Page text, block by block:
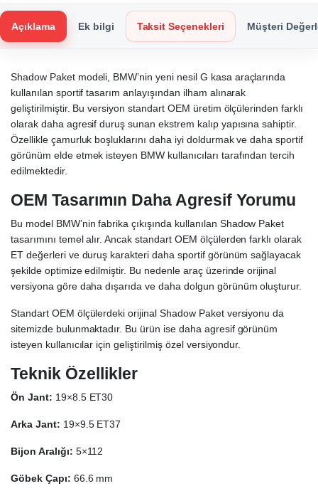
Açıklama Ek bilgi Taksit Seçenekleri Müşteri
Shadow Paket modeli, BMW’nin yeni nesil G kasa araçlarında
kullanılan sportif tasarım anlayışından ilham alınarak
geliştirilmiştir. Bu versiyon standart OEM üretim ölçülerinden farklı
olarak daha agresif duruş sunan ekstrem kalıp yapısına sahiptir.
Özellikle çamurluk boşluklarını daha iyi doldurmak ve daha sportif
görünüm elde etmek isteyen BMW kullanıcıları tarafından tercih
edilmektedir.
OEM Tasarımın Daha Agresif Yorumu
Bu model BMW’nin fabrika çıkışında kullanılan Shadow Paket
tasarımını temel alır. Ancak standart OEM ölçülerden farklı olarak
ET değerleri ve duruş karakteri daha sportif görünüm sağlayacak
şekilde optimize edilmiştir. Bu nedenle araç üzerinde orijinal
versiyona göre daha dışarıda ve daha dolgun görünüm oluşturur.
Standart OEM ölçülerdeki orijinal Shadow Paket versiyonu da
sitemizde bulunmaktadır. Bu ürün ise daha agresif görünüm
isteyen kullanıcılar için geliştirilmiş özel versiyondur.
Teknik Özellikler
Ön Jant: 19×8.5 ET30
Arka Jant: 19×9.5 ET37
Bijon Aralığı: 5×112
Göbek Çapı: 66.6 mm